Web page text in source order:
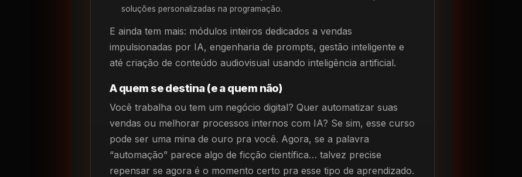
soluções personalizadas na programação.
E ainda tem mais: módulos inteiros dedicados a vendas
impulsionadas por IA, engenharia de prompts, gestão inteligente e
até criação de conteúdo audiovisual usando inteligência artificial.
A quem se destina (e a quem não)
Você trabalha ou tem um negócio digital? Quer automatizar suas
vendas ou melhorar processos internos com IA? Se sim, esse curso
pode ser uma mina de ouro pra você. Agora, se a palavra
“automação” parece algo de ficção científica… talvez precise
repensar se agora é o momento certo pra esse tipo de aprendizado.